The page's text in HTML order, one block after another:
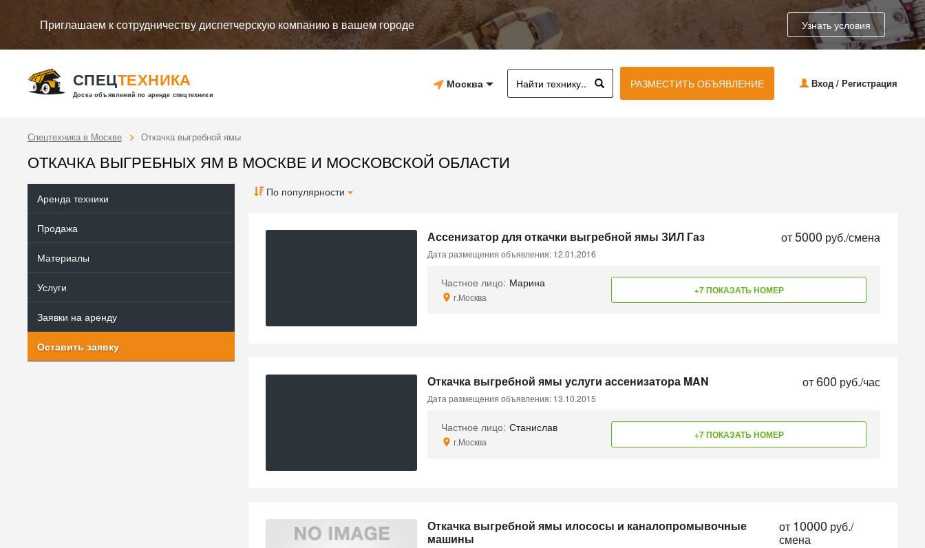
Приглашаем к сотрудничеству диспетчерскую компанию в вашем городе Узнать условия
СПЕЦТЕХНИКА
Доска объявлений по аренде спецтехники
Москва РАЗМЕСТИТЬ ОБЪЯВЛЕНИЕ Вход / Регистрация
Спецтехника в Москве Откачка выгребной ямы
ОТКАЧКА ВЫГРЕБНЫХ ЯМ В МОСКВЕ И МОСКОВСКОЙ ОБЛАСТИ
Аренда техники
Продажа
Материалы
Услуги
Заявки на аренду
Оставить заявку
По популярности
Ассенизатор для откачки выгребной ямы ЗИЛ Газ от5000 руб./смена
Дата размещения объявления: 12.01.2016
Частное лицо: Марина
г.Москва
+7 ПОКАЗАТЬ НОМЕР
Откачка выгребной ямы услуги ассенизатора MAN от600 руб./час
Дата размещения объявления: 13.10.2015
Частное лицо: Станислав
г.Москва
+7 ПОКАЗАТЬ НОМЕР
Откачка выгребной ямы илососы и каналопромывочные
машины
от 10000 руб./
смена